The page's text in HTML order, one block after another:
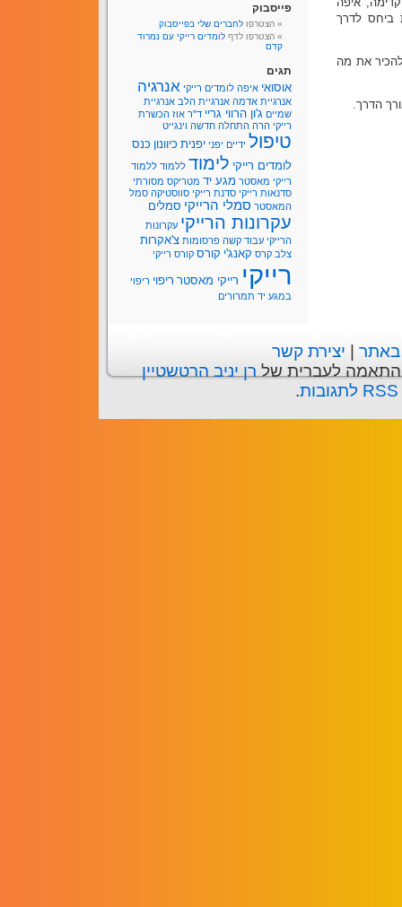
ביחס לדרך
את מה
הדרך.
פייסבוק
הצטרפו לחברים שלי בפייסבוק
הצטרפו לדף לומדים רייקי עם נמרוד
קדם
תגים
אוסואי איפה לומדים רייקי אנרגיה
אנרגיית אדמה אנרגיית הלב אנרגיית
שמיים ג'ון הרווי גריי ד"ר אוז הכשרת
רייקי הרה התחלה חדשה וינגייט
טיפול ידיים יפני יפנית כיוונון כנס
לומדים רייקי לימוד ללמוד ללמוד
רייקי מאסטר מגע יד מטריקס מסורתי
סדנאות רייקי סדנת רייקי סווסטיקה סמל
המאסטר סמלי הרייקי סמלים
עקרונות הרייקי עקרונות
הרייקי עבוד קשה פרסומות צ'אקרות
צלב קרס קאנג'י קורס קורס רייקי
רייקי רייקי מאסטר ריפוי ריפוי
במגע יד תמרורים
באתר
יצירת קשר
לעברית של רן יניב הרטשטיין
.